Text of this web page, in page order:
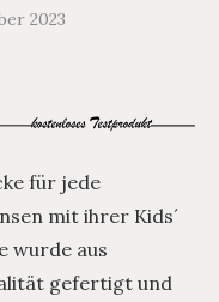
2023
für jede
mit ihrer Kids´
wurde aus
gefertigt und